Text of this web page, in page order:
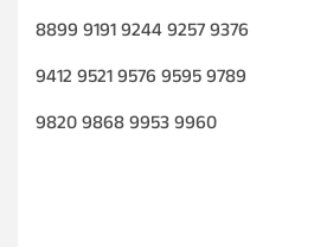
8899 9191 9244 9257 9376
9412 9521 9576 9595 9789
9820 9868 9953 9960